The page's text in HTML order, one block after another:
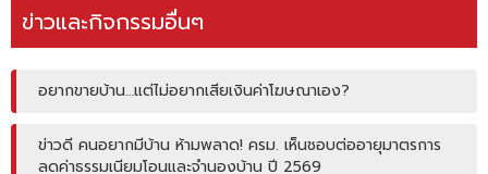
ข่าวและกิจกรรมอื่นๆ
อยากขายบ้าน…แต่ไม่อยากเสียเงินค่าโฆษณาเอง?
ข่าวดี คนอยากมีบ้าน ห้ามพลาด! ครม. เห็นชอบต่ออายุมาตรการ
ลดค่าธรรมเนียมโอนและจำนองบ้าน ปี 2569